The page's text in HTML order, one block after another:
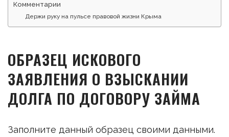
Комментарии
Держи руку на пульсе правовой жизни Крыма
ОБРАЗЕЦ ИСКОВОГО
ЗАЯВЛЕНИЯ О ВЗЫСКАНИИ
ДОЛГА ПО ДОГОВОРУ ЗАЙМА
Заполните данный образец своими данными.